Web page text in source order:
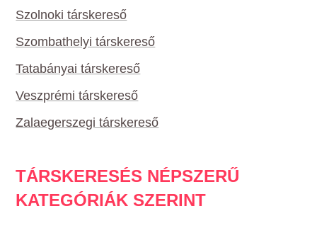
Szolnoki társkereső
Szombathelyi társkereső
Tatabányai társkereső
Veszprémi társkereső
Zalaegerszegi társkereső
TÁRSKERESÉS NÉPSZERŰ
KATEGÓRIÁK SZERINT